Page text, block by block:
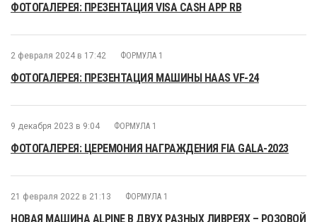
ФОТОГАЛЕРЕЯ: ПРЕЗЕНТАЦИЯ VISA CASH APP RB
2 февраля 2024 в 17:42 ФОРМУЛА 1
ФОТОГАЛЕРЕЯ: ПРЕЗЕНТАЦИЯ МАШИНЫ HAAS VF-24
9 декабря 2023 в 9:04 ФОРМУЛА 1
ФОТОГАЛЕРЕЯ: ЦЕРЕМОНИЯ НАГРАЖДЕНИЯ FIA GALA-2023
21 февраля 2022 в 21:13 ФОРМУЛА 1
НОВАЯ МАШИНА ALPINE В ДВУХ РАЗНЫХ ЛИВРЕЯХ – РОЗОВОЙ